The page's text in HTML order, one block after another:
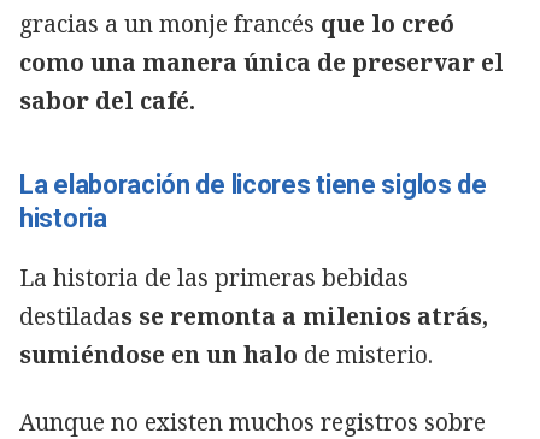
Copiar
gracias a un monje francés que lo creó
como una manera única de preservar el
sabor del café.
La elaboración de licores tiene siglos de
historia
La historia de las primeras bebidas
destiladas se remonta a milenios atrás,
sumiéndose en un halo de misterio.
Aunque no existen muchos registros sobre